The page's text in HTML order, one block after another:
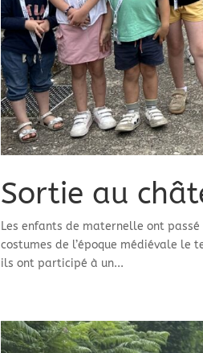
Sortie au
Les enfants de maternelle ont
costumes de l’époque médiévale le
ils ont participé à un...